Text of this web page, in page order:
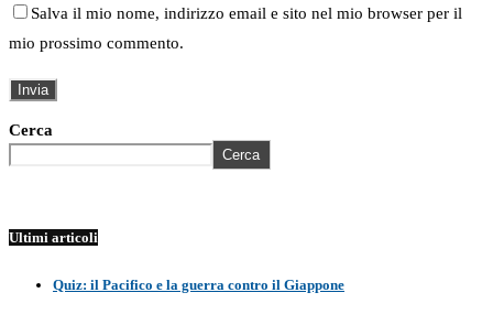
Salva il mio nome, indirizzo email e sito nel mio browser per il
mio prossimo commento.
Cerca
Cerca
Ultimi articoli
Quiz: il Pacifico e la guerra contro il Giappone